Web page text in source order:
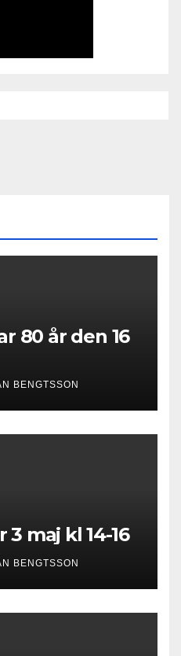
80 år den 16
BENGTSSON
maj kl 14-16
BENGTSSON